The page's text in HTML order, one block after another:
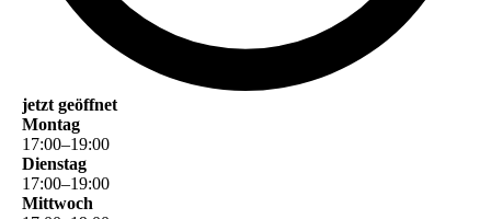
jetzt geöffnet
Montag
17:00–19:00
Dienstag
17:00–19:00
Mittwoch